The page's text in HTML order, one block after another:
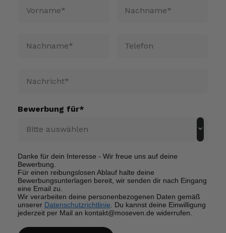
Bewerbung für*
Danke für dein Interesse - Wir freue uns auf deine
Bewerbung.
Für einen reibungslosen Ablauf halte deine
Bewerbungsunterlagen bereit, wir senden dir nach Eingang
eine Email zu.
Wir verarbeiten deine personenbezogenen Daten gemäß
unserer Datenschutzrichtlinie . Du kannst deine Einwilligung
jederzeit per Mail an kontakt@moseven.de widerrufen.